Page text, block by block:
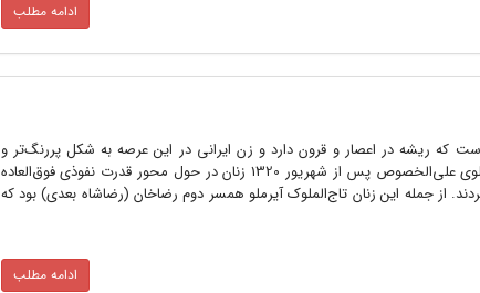
ادامه مطلب
که ریشه در اعصار و قرون دارد و زن ایرانی در این عرصه به شکل پررنگ‌تر و
ملموس‌تر به ایفای نقش پرداخته است. در دوران پهلوی علی‌الخصوص پس از شهریور 1320 زنان در حول محور قدرت نفوذی فوق‌العاده
از جمله این زنان تاج‌الملوک آیرملو همسر دوم رضاخان (رضاشاه بعدی) بود که
ادامه مطلب